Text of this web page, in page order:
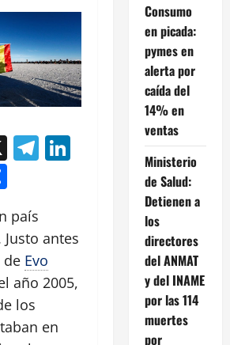
X Telegram
LinkedIn
país
antes
de Evo
año 2005,
los
en
Consumo
en picada:
pymes en
alerta por
caída del
14% en
ventas
Ministerio
de Salud:
Detienen a
los
directores
del ANMAT
y del INAME
por las 114
muertes
por